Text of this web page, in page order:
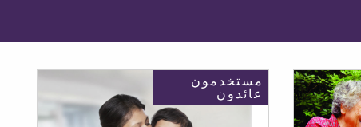
مستخدمون
عائدون